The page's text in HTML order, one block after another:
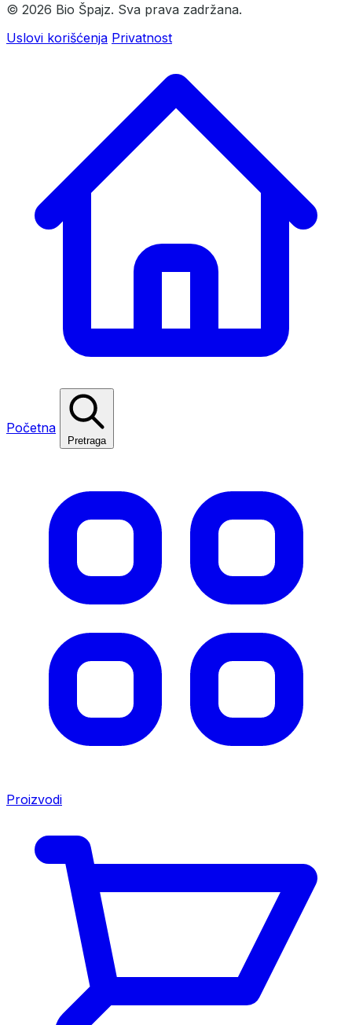
© 2026 Bio Špajz. Sva prava zadržana.
Uslovi korišćenja Privatnost
Početna
Pretraga
Proizvodi